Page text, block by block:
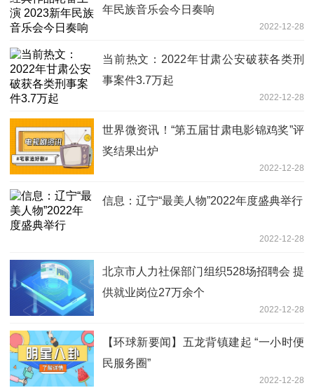
年民族音乐会今日奏响
2022-12-28
当前热文：2022年甘肃公安破获各类刑
事案件3.7万起
2022-12-28
世界微资讯！“第五届甘肃电影锦鸡奖”评
奖结果出炉
2022-12-28
信息：辽宁“最美人物”2022年度盛典举行
2022-12-28
北京市人力社保部门组织528场招聘会 提
供就业岗位27万余个
2022-12-28
【环球新要闻】五龙背镇建起 “一小时便
民服务圈”
2022-12-28